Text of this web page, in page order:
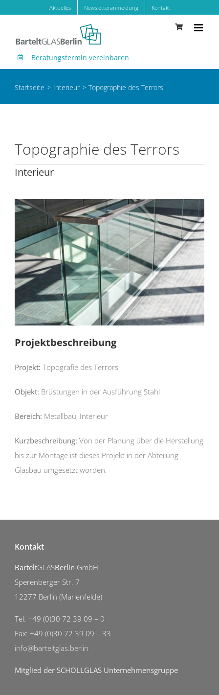
springen
Aktuelles Newsletteranmeldung Kontakt
Beratungstermin vereinbaren
Startseite Interieur Topographie des Terrors
Topographie des Terrors
Interieur
Projektbeschreibung
Projekt: Topografie des Terrors
Objekt: Brüstungen in der Ausführung Stahl
Bereich: Metallbau, Interieur
Kurzbeschreibung: Von der Planung über die Herstellung
bis zur Montage ist dieses Projekt in der Abteilung
Glasbau umgesetzt worden.
Kontakt
BarteltGLASBerlin GmbH
Sperenberger Str. 7
12277 Berlin (Marienfelde)
Tel: +49 (0)30 72 39 09 – 0
Fax: +49 (0)30 72 39 09 – 33
info@barteltglas.berlin
Mitglied der SCHOLLGLAS Unternehmensgruppe